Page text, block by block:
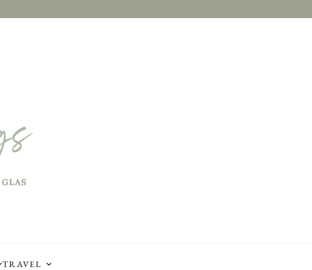
TRAVEL